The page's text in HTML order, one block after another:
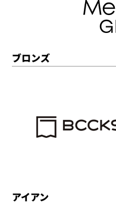
ブロンズ
アイアン